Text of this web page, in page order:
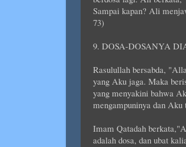
Sampai kapan? Ali
73)
9. DOSA-DOSANYA
Rasulullah bersabda,
yang Aku jaga. Maka
yang menyakini bahwa
mengampuninya dan
Imam Qatadah
adalah dosa, dan ubat